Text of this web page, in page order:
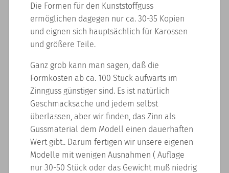
Die Formen für den Kunststoffguss
ermöglichen dagegen nur ca. 30-35 Kopien
und eignen sich hauptsächlich für Karossen
und größere Teile.
Ganz grob kann man sagen, daß die
Formkosten ab ca. 100 Stück aufwärts im
Zinnguss günstiger sind. Es ist natürlich
Geschmacksache und jedem selbst
überlassen, aber wir finden, das Zinn als
Gussmaterial dem Modell einen dauerhaften
Wert gibt.. Darum fertigen wir unsere eigenen
Modelle mit wenigen Ausnahmen ( Auflage
nur 30-50 Stück oder das Gewicht muß niedrig